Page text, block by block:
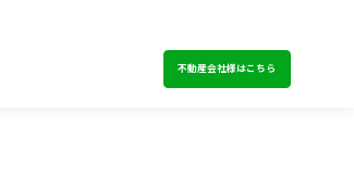
不動産会社様はこちら